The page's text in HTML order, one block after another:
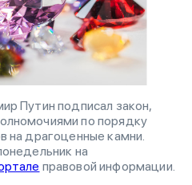
Путин подписал закон,
по порядку
на драгоценные камни.
на
правовой информации.